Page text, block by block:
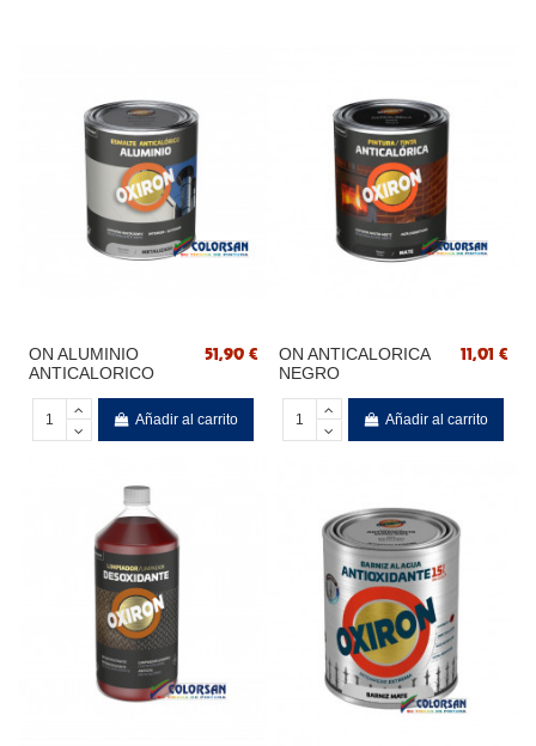
ON ALUMINIO
ANTICALORICO
51,90 €
Añadir al carrito
ON ANTICALORICA
NEGRO
11,01 €
Añadir al carrito